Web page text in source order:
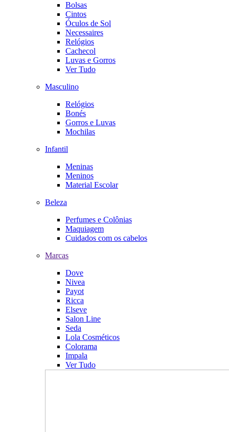
Bolsas
Cintos
Óculos de Sol
Necessaires
Relógios
Cachecol
Luvas e Gorros
Ver Tudo
Masculino
Relógios
Bonés
Gorros e Luvas
Mochilas
Infantil
Meninas
Meninos
Material Escolar
Beleza
Perfumes e Colônias
Maquiagem
Cuidados com os cabelos
Marcas
Dove
Nivea
Payot
Ricca
Elseve
Salon Line
Seda
Lola Cosméticos
Colorama
Impala
Ver Tudo